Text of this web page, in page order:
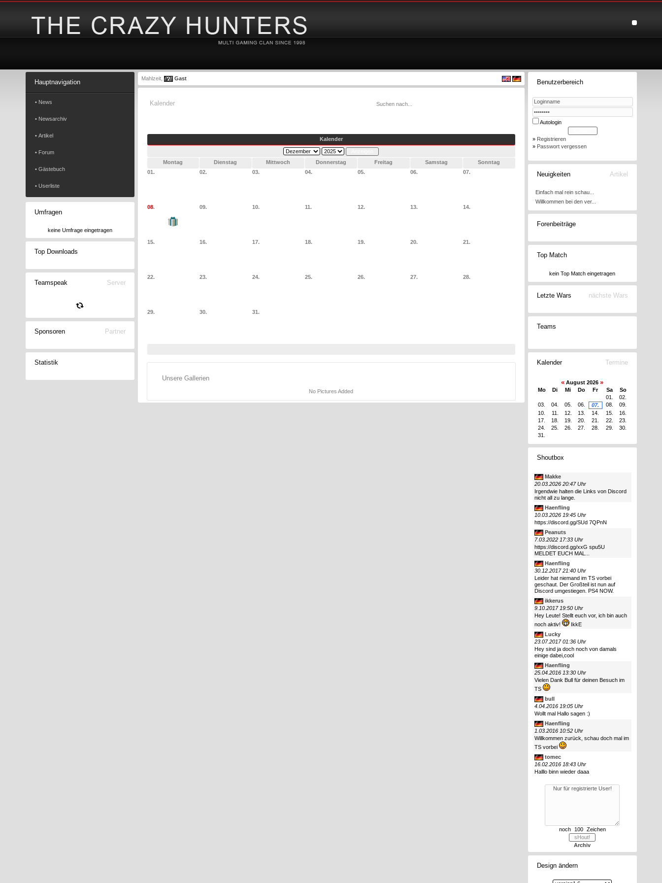
Hauptnavigation
• News
• Newsarchiv
• Artikel
• Forum
• Gästebuch
• Userliste
Umfragen
keine Umfrage eingetragen
Top Downloads
Teamspeak Server
Sponsoren Partner
Statistik
Mahlzeit, Gast
Kalender
Kalender
Montag Dienstag Mittwoch Donnerstag Freitag Samstag
Sonntag
01.
02. 03. 04. 05. 06. 07.
08. 09. 10. 11. 12. 13. 14.
15. 16. 17. 18. 19. 20. 21.
22. 23. 24. 25. 26. 27. 28.
29. 30. 31.
Unsere Gallerien
No Pictures Added
Benutzerbereich
Autologin
» Registrieren
» Passwort vergessen
Neuigkeiten Artikel
Einfach mal rein schau...
Willkommen bei den ver...
Forenbeiträge
Top Match
kein Top Match eingetragen
Letzte Wars nächste Wars
Teams
Kalender Termine
« August 2026 »
Mo Di Mi Do Fr Sa
So
01.
02.
03.
04. 05. 06. 07. 08.
09.
10.
11. 12. 13. 14. 15.
16.
17.
18. 19. 20. 21. 22.
23.
24.
25. 26. 27. 28. 29.
30.
31.
Shoutbox
Makke
20.03.2026 20:47 Uhr
Irgendwie halten die Links von Discord
nicht all zu lange.
Haenfling
10.03.2026 19:45 Uhr
https://discord.gg/SUd 7QPnN
Peanuts
7.03.2022 17:33 Uhr
https://discord.gg/xxG spu5U
MELDET EUCH MAL...
Haenfling
30.12.2017 21:40 Uhr
Leider hat niemand im TS vorbei
geschaut. Der Großteil ist nun auf
Discord umgestiegen. PS4 NOW.
ikkerus
9.10.2017 19:50 Uhr
Hey Leute! Stellt euch vor, ich bin auch
noch aktiv!
IkkE
Lucky
23.07.2017 01:36 Uhr
Hey sind ja doch noch von damals
einige dabei,cool
Haenfling
25.04.2016 13:30 Uhr
Vielen Dank Bull für deinen Besuch im
TS
bull
4.04.2016 19:05 Uhr
Wollt mal Hallo sagen :)
Haenfling
1.03.2016 10:52 Uhr
Willkommen zurück, schau doch mal im
TS vorbei
tomec
16.02.2016 18:43 Uhr
Halllo binn wieder daaa
noch Zeichen
Archiv
Design ändern